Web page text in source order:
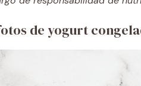
de yogurt